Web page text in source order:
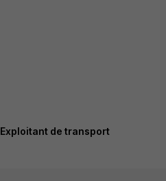
Exploitant de transport